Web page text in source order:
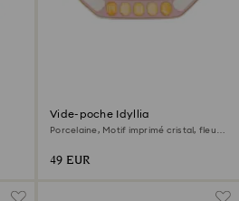
Vide-poche Idyllia
Porcelaine, Motif imprimé cristal, fleur,
49 EUR